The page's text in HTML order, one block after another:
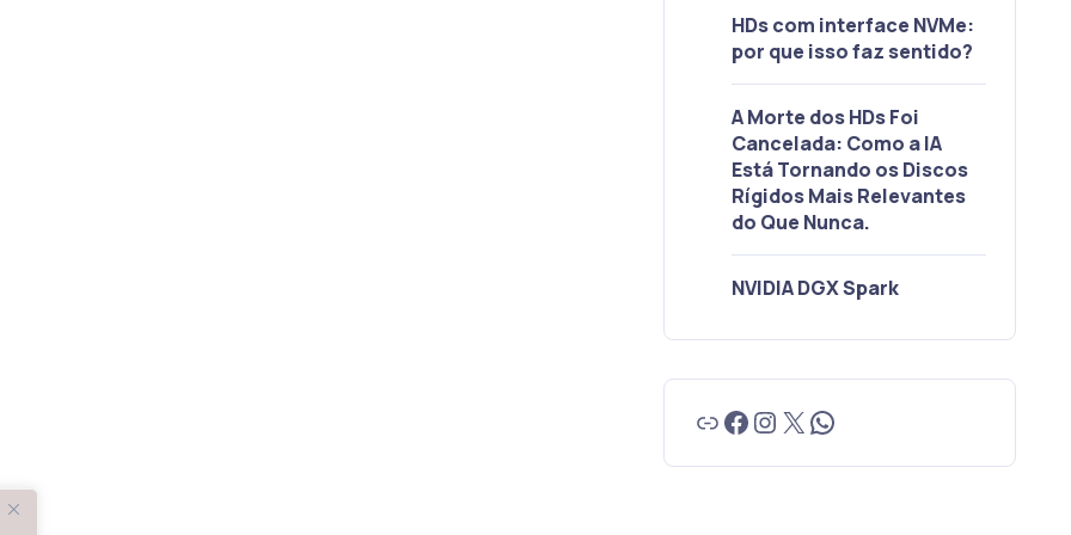
HDs com interface NVMe:
por que isso faz sentido?
A Morte dos HDs Foi
Cancelada: Como a IA
Está Tornando os Discos
Rígidos Mais Relevantes
do Que Nunca.
NVIDIA DGX Spark
LinkFacebook
Instagram
X WhatsApp